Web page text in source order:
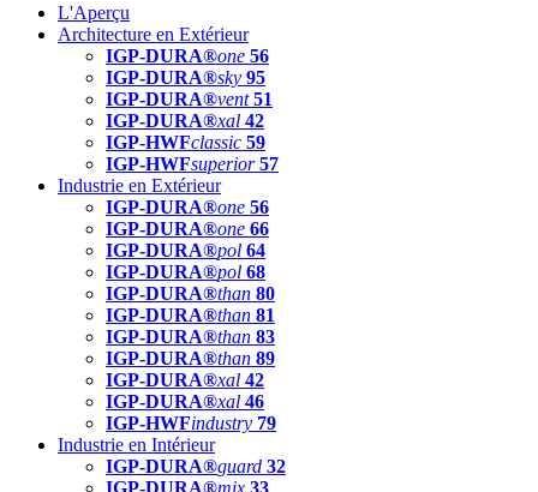
L'Aperçu
Architecture en Extérieur
IGP-DURA®one 56
IGP-DURA®sky 95
IGP-DURA®vent 51
IGP-DURA®xal 42
IGP-HWFclassic 59
IGP-HWFsuperior 57
Industrie en Extérieur
IGP-DURA®one 56
IGP-DURA®one 66
IGP-DURA®pol 64
IGP-DURA®pol 68
IGP-DURA®than 80
IGP-DURA®than 81
IGP-DURA®than 83
IGP-DURA®than 89
IGP-DURA®xal 42
IGP-DURA®xal 46
IGP-HWFindustry 79
Industrie en Intérieur
IGP-DURA®guard 32
IGP-DURA®mix 33